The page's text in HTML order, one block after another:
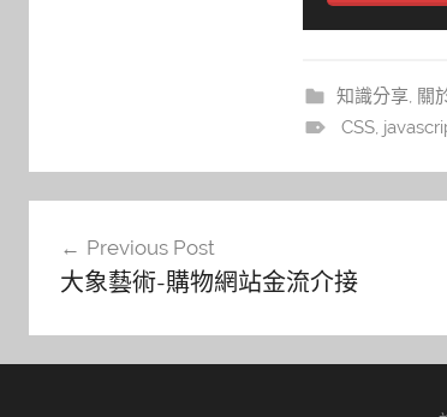
知識分享, 關
CSS,
導
Previous Post
大象藝術-購物網站金流介接